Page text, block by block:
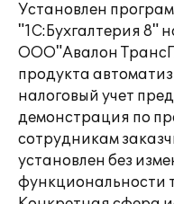
Установлен
"1С:Бухгалтерия 8"
ООО"Авалон
продукта
налоговый учет
демонстрация по
сотрудникам
установлен без
функциональности